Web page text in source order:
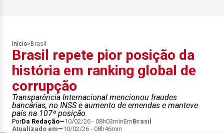
Início> Brasil
Brasil repete pior posição da
história em ranking global de
corrupção
Transparência Internacional mencionou fraudes
bancárias, no INSS e aumento de emendas e manteve
país na 107ª posição
PorDa Redação 10/02/26 - 08h03minEmBrasil
Atualizado em
10/02/26 - 08h46min